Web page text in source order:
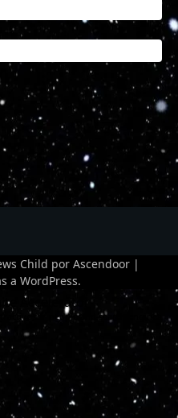
Child por Ascendoor |
a WordPress.
Accelerator
for people and search engines.